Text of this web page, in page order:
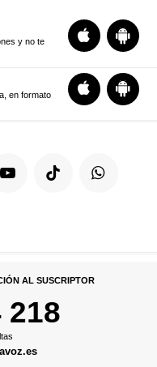
y no te
en formato
AL SUSCRIPTOR
218